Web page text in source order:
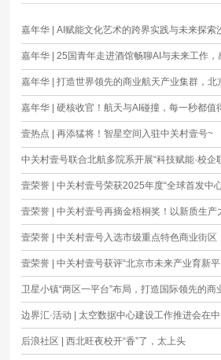
嘉年华 | 硬核收官！航天与AI碰撞，每一秒都值
壹热点 | 再添猛将！智星空间入驻中关村壹号~
壹荣誉 | 中关村壹号荣获2025年度“全球首发中
壹荣誉 | 中关村壹号入选市级重点特色商业街区
壹荣誉 | 中关村壹号获评“北京市未来产业育新平
后浪社区 | 西北旺夜校开“香”了，太上头